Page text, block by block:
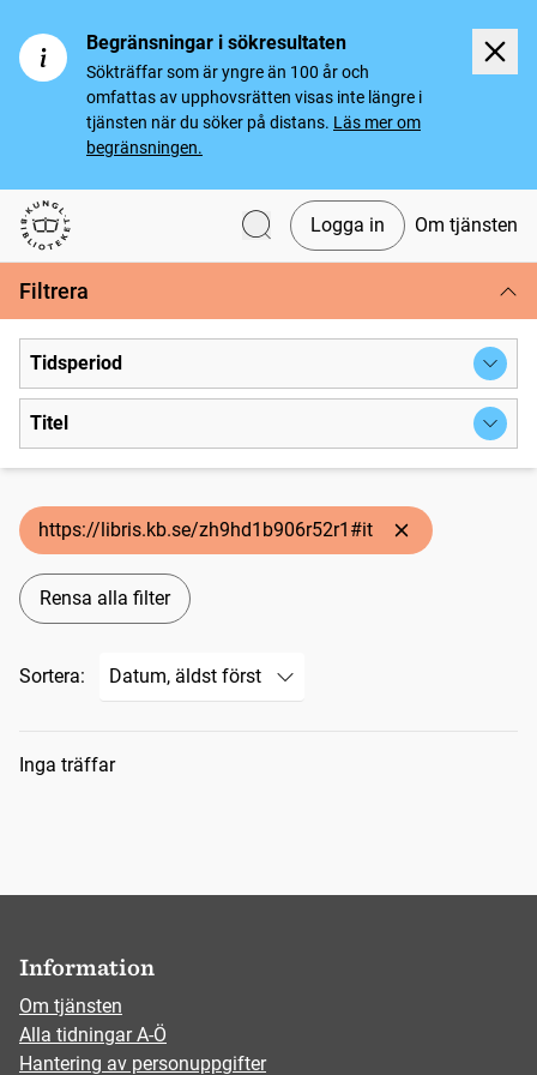
Begränsningar i sökresultaten
Sökträffar som är yngre än 100 år och
omfattas av upphovsrätten visas inte längre i
tjänsten när du söker på distans. Läs mer om
begränsningen.
Svenska tidningar
Logga in Om tjänsten
Filtrera
Tidsperiod
Titel
https://libris.kb.se/zh9hd1b906r52r1#it
Rensa alla filter
Sortera:
Sökresultat
Inga träffar
Information
Om tjänsten
Alla tidningar A-Ö
Hantering av personuppgifter